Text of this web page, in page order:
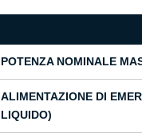
POTENZA NOMINALE
ALIMENTAZIONE DI
LIQUIDO)